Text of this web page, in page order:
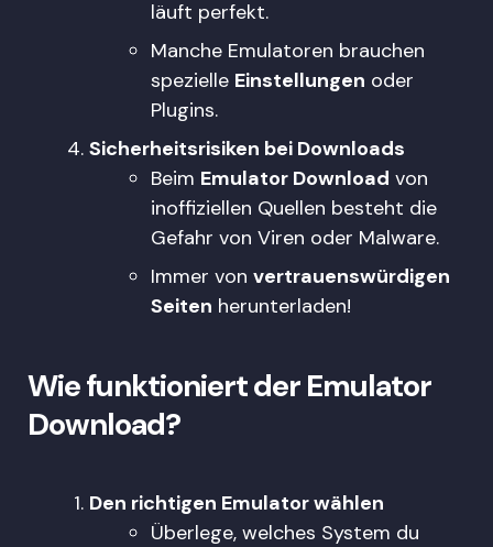
läuft perfekt.
Manche Emulatoren brauchen
spezielle Einstellungen oder
Plugins.
Sicherheitsrisiken bei Downloads
Beim Emulator Download von
inoffiziellen Quellen besteht die
Gefahr von Viren oder Malware.
Immer von vertrauenswürdigen
Seiten herunterladen!
Wie funktioniert der Emulator
Download?
Den richtigen Emulator wählen
Überlege, welches System du